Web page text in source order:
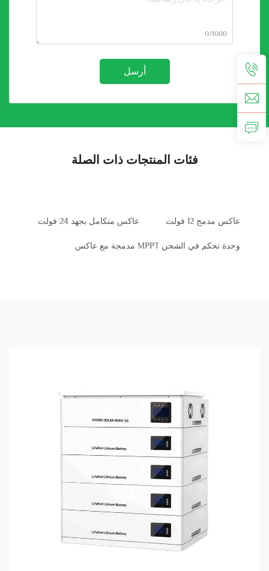
0/1000
أرسل
فئات المنتجات ذات الصلة
عاكس مدمج 12 فولت عاكس متكامل بجهد 24 فولت
وحدة تحكم في الشحن MPPT مدمجة مع عاكس